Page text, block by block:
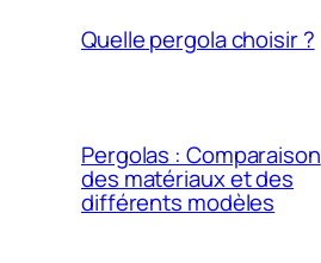
Quelle pergola choisir ?
Pergolas : Comparaison
des matériaux et des
différents modèles